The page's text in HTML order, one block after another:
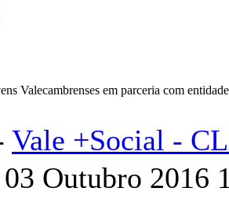
Valecambrenses em parceria com
Vale +Social -
03 Outubro 2016